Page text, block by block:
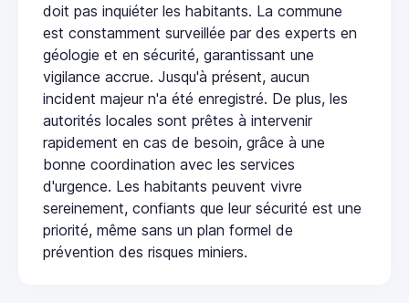
doit pas inquiéter les habitants. La commune
est constamment surveillée par des experts en
géologie et en sécurité, garantissant une
vigilance accrue. Jusqu'à présent, aucun
incident majeur n'a été enregistré. De plus, les
autorités locales sont prêtes à intervenir
rapidement en cas de besoin, grâce à une
bonne coordination avec les services
d'urgence. Les habitants peuvent vivre
sereinement, confiants que leur sécurité est une
priorité, même sans un plan formel de
prévention des risques miniers.